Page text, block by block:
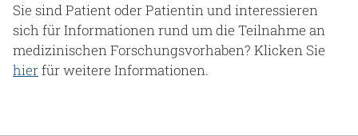
Sie sind Patient oder Patientin und interessieren
sich für Informationen rund um die Teilnahme an
medizinischen Forschungsvorhaben? Klicken Sie
hierfür weitere Informationen.